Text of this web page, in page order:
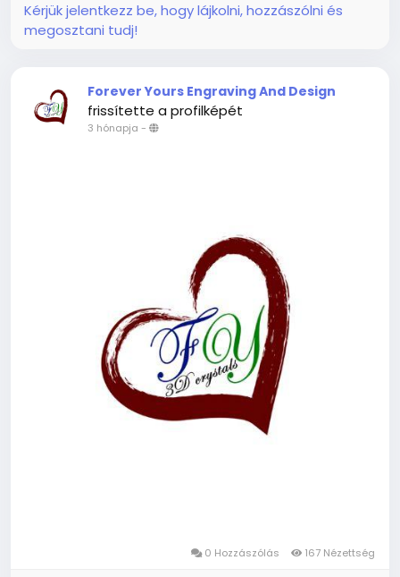
Kérjük jelentkezz be, hogy lájkolni, hozzászólni és
megosztani tudj!
Forever Yours Engraving And Design
frissítette a profilképét
3 hónapja -
0 Hozzászólás 167 Nézettség